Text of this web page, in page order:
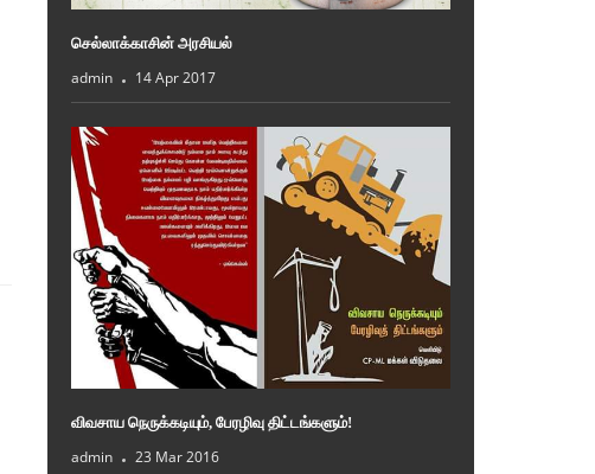
செல்லாக்காசின் அரசியல்
admin 14 Apr 2017
விவசாய நெருக்கடியும், பேரழிவு திட்டங்களும்!
admin 23 Mar 2016